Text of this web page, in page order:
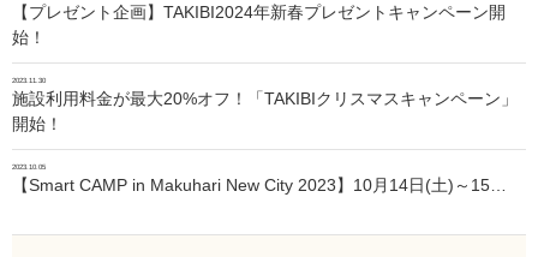
【プレゼント企画】TAKIBI2024年新春プレゼントキャンペーン開
始！
2023.11.30
施設利用料金が最大20%オフ！「TAKIBIクリスマスキャンペーン」
開始！
2023.10.05
【Smart CAMP in Makuhari New City 2023】10月14日(土)～15…